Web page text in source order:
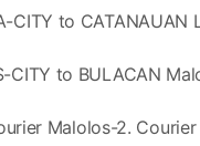
to CATANAUAN
to BULACAN
Malolos-2.